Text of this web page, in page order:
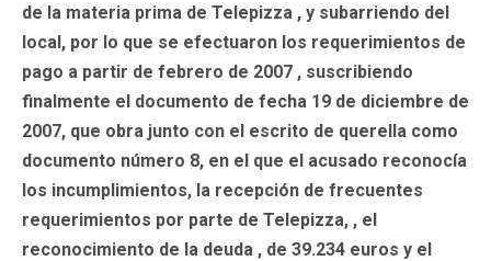
de la materia prima de Telepizza , y subarriendo del
local, por lo que se efectuaron los requerimientos de
pago a partir de febrero de 2007 , suscribiendo
finalmente el documento de fecha 19 de diciembre de
2007, que obra junto con el escrito de querella como
documento número 8, en el que el acusado reconocía
los incumplimientos, la recepción de frecuentes
requerimientos por parte de Telepizza, , el
reconocimiento de la deuda , de 39.234 euros y el